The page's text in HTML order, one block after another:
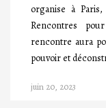
organise à
Rencontres
rencontre aura
pouvoir et
juin 20, 2023